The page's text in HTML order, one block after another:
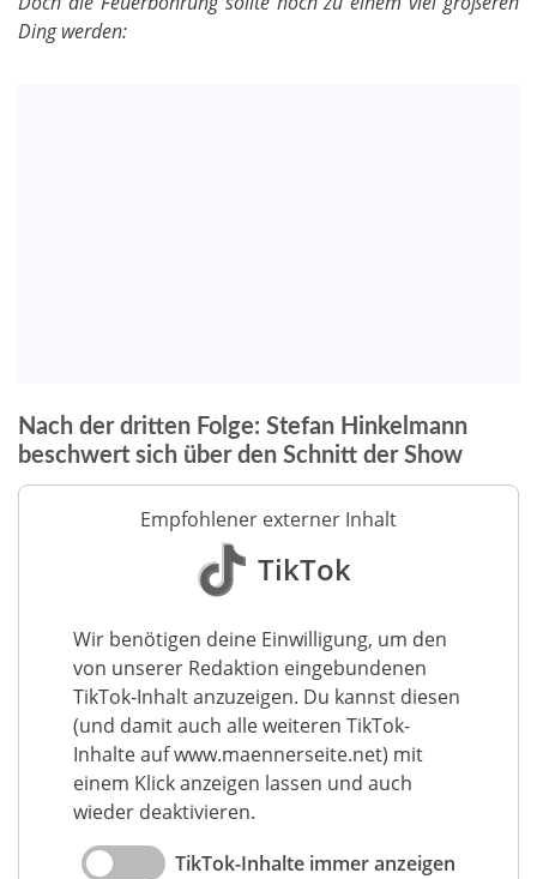
Ding werden:
Nach der dritten Folge: Stefan Hinkelmann
beschwert sich über den Schnitt der Show
Empfohlener externer Inhalt
TikTok
Wir benötigen deine Einwilligung, um den
von unserer Redaktion eingebundenen
TikTok-Inhalt anzuzeigen. Du kannst diesen
(und damit auch alle weiteren TikTok-
Inhalte auf www.maennerseite.net) mit
einem Klick anzeigen lassen und auch
wieder deaktivieren.
TikTok-Inhalte immer anzeigen